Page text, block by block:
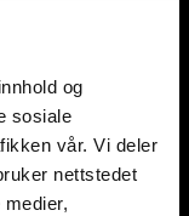
og
sosiale
vår. Vi deler
nettstedet
fase van